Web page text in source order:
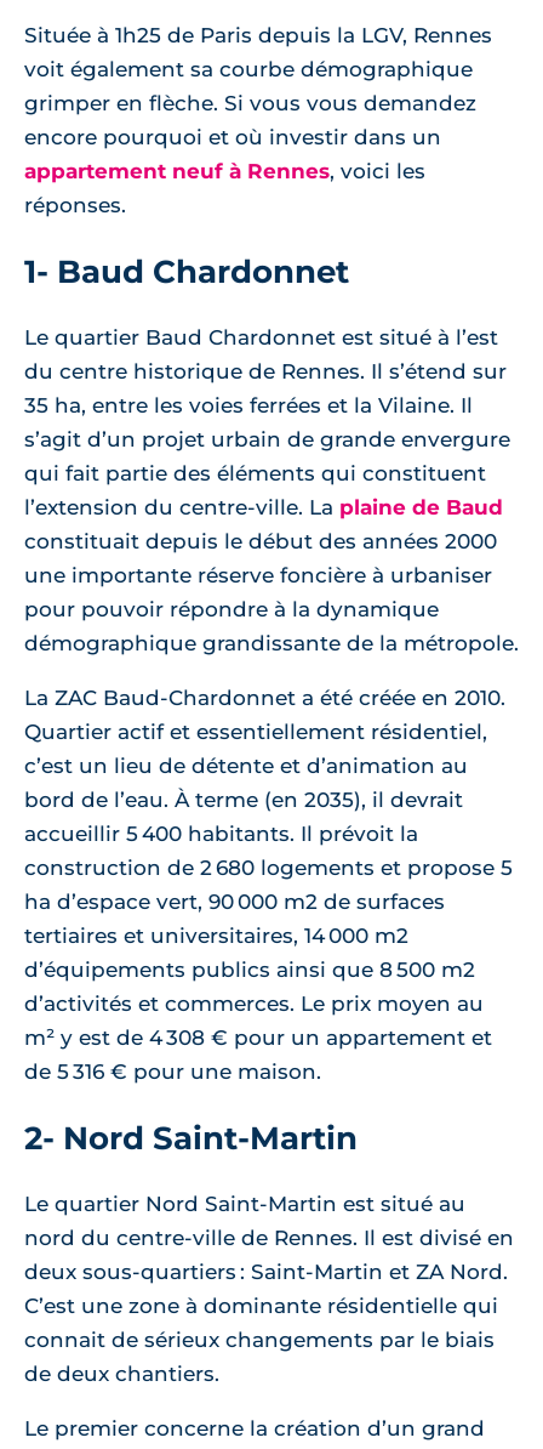
Située à 1h25 de Paris depuis la LGV, Rennes
voit également sa courbe démographique
grimper en flèche. Si vous vous demandez
encore pourquoi et où investir dans un
appartement neuf à Rennes, voici les
réponses.
1- Baud Chardonnet
Le quartier Baud Chardonnet est situé à l’est
du centre historique de Rennes. Il s’étend sur
35 ha, entre les voies ferrées et la Vilaine. Il
s’agit d’un projet urbain de grande envergure
qui fait partie des éléments qui constituent
l’extension du centre-ville. La plaine de Baud
constituait depuis le début des années 2000
une importante réserve foncière à urbaniser
pour pouvoir répondre à la dynamique
démographique grandissante de la métropole.
La ZAC Baud-Chardonnet a été créée en 2010.
Quartier actif et essentiellement résidentiel,
c’est un lieu de détente et d’animation au
bord de l’eau. À terme (en 2035), il devrait
accueillir 5 400 habitants. Il prévoit la
construction de 2 680 logements et propose 5
ha d’espace vert, 90 000 m2 de surfaces
tertiaires et universitaires, 14 000 m2
d’équipements publics ainsi que 8 500 m2
d’activités et commerces. Le prix moyen au
m² y est de 4 308 € pour un appartement et
de 5 316 € pour une maison.
2- Nord Saint-Martin
Le quartier Nord Saint-Martin est situé au
nord du centre-ville de Rennes. Il est divisé en
deux sous-quartiers : Saint-Martin et ZA Nord.
C’est une zone à dominante résidentielle qui
connait de sérieux changements par le biais
de deux chantiers.
Le premier concerne la création d’un grand